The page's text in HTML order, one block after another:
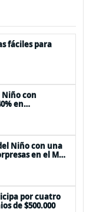
fáciles para
Niño con
en
Niño con una
en el Mall
por cuatro
de $500.000